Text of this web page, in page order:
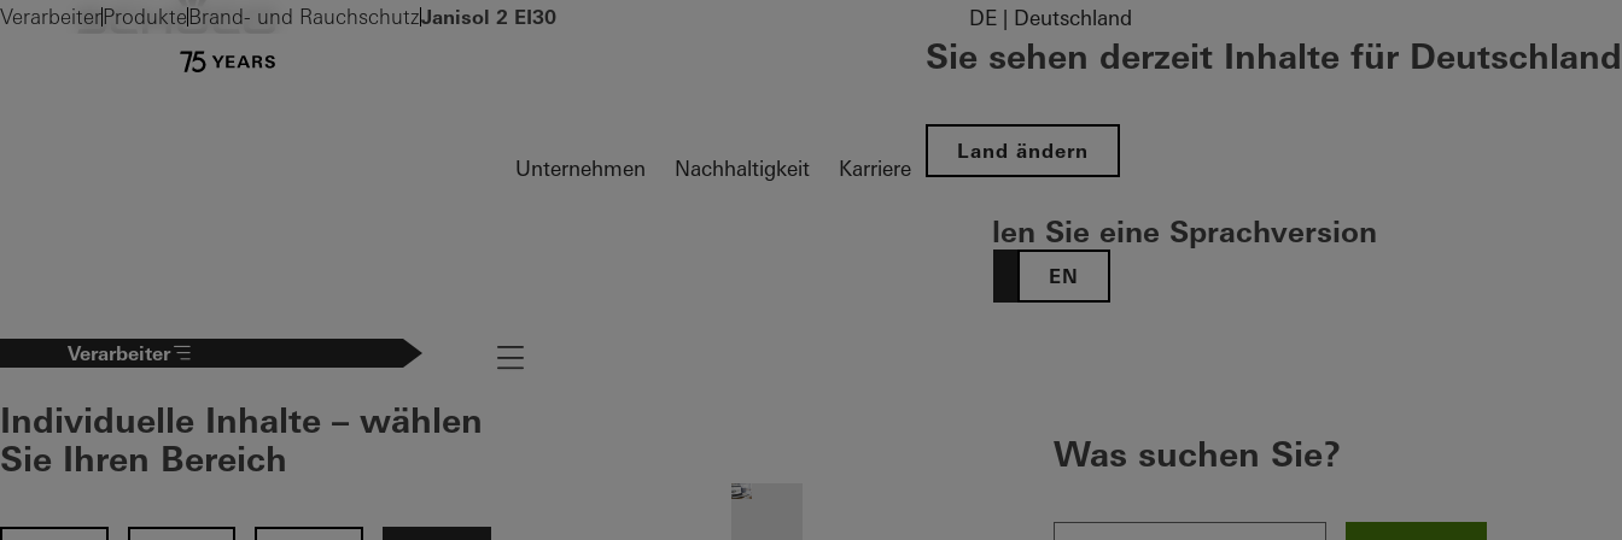
Unternehmen Nachhaltigkeit Karriere
DE | Deutschland
Sie sehen derzeit Inhalte für Deutschland
Land ändern
Wählen Sie eine Sprachversion
EN
Verarbeiter
Individuelle Inhalte – wählen
Sie Ihren Bereich
Navigation öffnen
Was suchen Sie?
Verarbeiter Produkte Brand- und RauchschutzJanisol 2 EI30